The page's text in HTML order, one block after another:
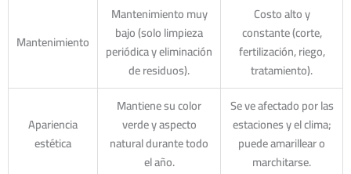
Mantenimiento
Mantenimiento muy
bajo (solo limpieza
periódica y eliminación
de residuos).
Costo alto y
constante (corte,
fertilización, riego,
tratamiento).
Apariencia
estética
Mantiene su color
verde y aspecto
natural durante todo
el año.
Se ve afectado por las
estaciones y el clima;
puede amarillear o
marchitarse.